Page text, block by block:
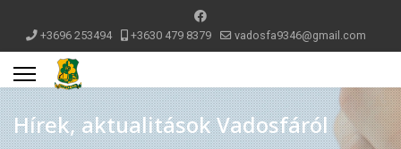
+3696 253494 +3630 479 8379 vadosfa9346@gmail.com
Hírek, aktualitások Vadosfáról